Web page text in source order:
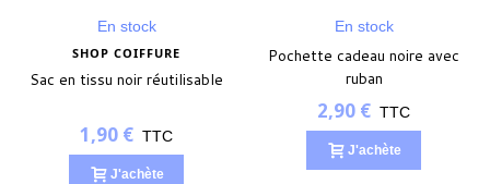
En stock
SHOP COIFFURE
Sac en tissu noir réutilisable
1,90 € TTC
J'achète
En stock
Pochette cadeau noire avec
ruban
2,90 € TTC
J'achète